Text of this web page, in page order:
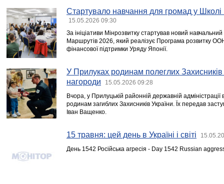
Стартувало навчання для громад у
15.05.2026 09:30
За ініціативи Мінрозвитку стартував новий
Маршрутів 2026, який реалізує Програма розвитку
фінансової підтримки Уряду Японії.
У Прилуках родинам полеглих
нагороди
15.05.2026 09:28
Вчора, у Прилуцькій районній державній
родинам загиблих Захисників України. Їх передав
Іван Ващенко.
15 травня: цей день в Україні і світі
День 1542 Російська агресія - Day 1542 Russian